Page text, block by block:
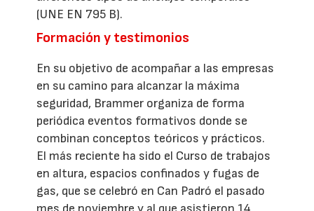
(UNE EN 795 B).
Formación y testimonios
En su objetivo de acompañar a las empresas
en su camino para alcanzar la máxima
seguridad, Brammer organiza de forma
periódica eventos formativos donde se
combinan conceptos teóricos y prácticos.
El más reciente ha sido el Curso de trabajos
en altura, espacios confinados y fugas de
gas, que se celebró en Can Padró el pasado